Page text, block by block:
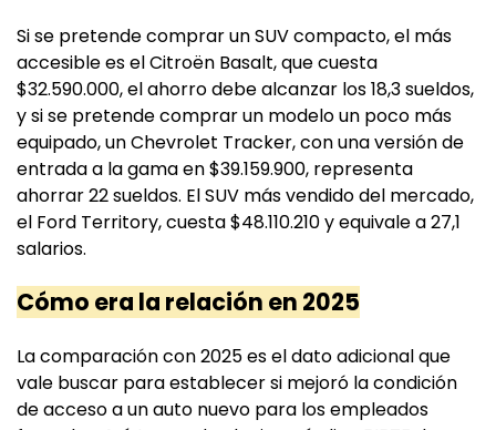
Si se pretende comprar un SUV compacto, el más
accesible es el Citroën Basalt, que cuesta
$32.590.000, el ahorro debe alcanzar los 18,3 sueldos,
y si se pretende comprar un modelo un poco más
equipado, un Chevrolet Tracker, con una versión de
entrada a la gama en $39.159.900, representa
ahorrar 22 sueldos. El SUV más vendido del mercado,
el Ford Territory, cuesta $48.110.210 y equivale a 27,1
salarios.
Cómo era la relación en 2025
La comparación con 2025 es el dato adicional que
vale buscar para establecer si mejoró la condición
de acceso a un auto nuevo para los empleados